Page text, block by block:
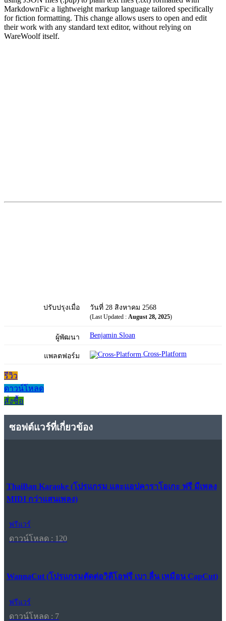
MarkdownFic a lightweight markup language tailored specifically
for fiction formatting. This change allows users to open and edit
their work with any standard text editor, without relying on
WareWoolf itself.
ปรับปรุงเมื่อ วันที่ 28 สิงหาคม 2568
(Last Updated : August 28, 2025)
ผู้พัฒนา Benjamin Sloan
แพลตฟอร์ม Cross-Platform
รีวิว
ดาวน์โหลด
สั่งซื้อ
ซอฟต์แวร์ที่เกี่ยวข้อง
ThaiBan Karaoke (โปรแกรม และแอปคาราโอเกะ ฟรี มีเพลง
MIDI กว่าแสนเพลง)
ฟรีแวร์
ดาวน์โหลด : 120
WannaCut (โปรแกรมตัดต่อวิดีโอฟรี เบา ลื่น เหมือน CapCut)
ฟรีแวร์
ดาวน์โหลด : 7